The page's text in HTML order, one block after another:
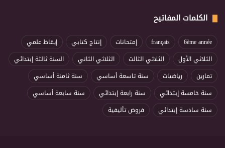
الكلمات المفاتيح
6ème année
français إمتحانات إنتاج كتابي
إيقاظ علمي
الثلاثي الأول
الثلاثي الثالث الثلاثي الثاني
السنة ثالثة إبتدائي
تمارين
رياضيات سنة تاسعة أساسي
سنة ثامنة أساسي
سنة خامسة إبتدائي
سنة رابعة إبتدائي
سنة سابعة أساسي
سنة سادسة إبتدائي
فروض تأليفية